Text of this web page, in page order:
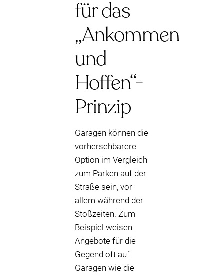
für das
„Ankommen
und
Hoffen“-
Prinzip
Garagen können die
vorhersehbarere
Option im Vergleich
zum Parken auf der
Straße sein, vor
allem während der
Stoßzeiten. Zum
Beispiel weisen
Angebote für die
Gegend oft auf
Garagen wie die